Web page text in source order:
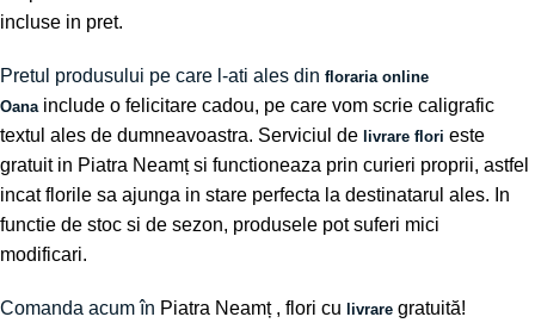
incluse in pret.
Pretul produsului pe care l-ati ales din floraria online
Oana include o felicitare cadou, pe care vom scrie caligrafic
textul ales de dumneavoastra. Serviciul de livrare flori este
gratuit in Piatra Neamț si functioneaza prin curieri proprii, astfel
incat florile sa ajunga in stare perfecta la destinatarul ales. In
functie de stoc si de sezon, produsele pot suferi mici
modificari.
Comanda acum în Piatra Neamț, flori cu livrare gratuită!